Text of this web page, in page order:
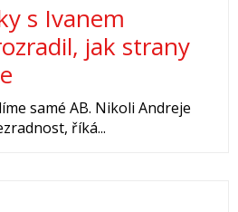
s Ivanem
jak strany
samé AB. Nikoli Andreje
říká...